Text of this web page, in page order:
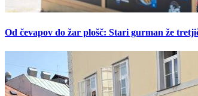
Od čevapov do žar plošč: Stari gurman že